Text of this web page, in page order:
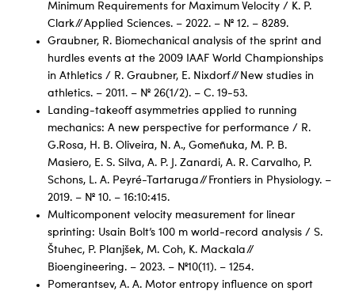
Minimum Requirements for Maximum Velocity / K. P.
Clark // Applied Sciences. – 2022. – № 12. – 8289.
Graubner, R. Biomechanical analysis of the sprint and
hurdles events at the 2009 IAAF World Championships
in Athletics / R. Graubner, E. Nixdorf // New studies in
athletics. – 2011. – № 26(1/2). – С. 19-53.
Landing-takeoff asymmetries applied to running
mechanics: A new perspective for performance / R.
G.Rosa, H. B. Oliveira, N. A., Gomeñuka, M. P. B.
Masiero, E. S. Silva, A. P. J. Zanardi, A. R. Carvalho, P.
Schons, L. A. Peyré-Tartaruga // Frontiers in Physiology. –
2019. – № 10. – 16:10:415.
Multicomponent velocity measurement for linear
sprinting: Usain Bolt’s 100 m world-record analysis / S.
Štuhec, P. Planjšek, M. Coh, K. Mackala //
Bioengineering. – 2023. – №10(11). – 1254.
Pomerantsev, A. A. Motor entropy influence on sport